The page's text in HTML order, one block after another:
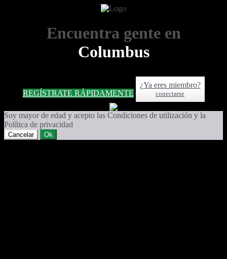
Encuentra gente en
Columbus
REGÍSTRATE RÁPIDAMENTE
¿Ya eres miembro?
conectarse
Soy mayor de edad y acepto las Condiciones de utilización y la
Política de privacidad
Cancelar Ok